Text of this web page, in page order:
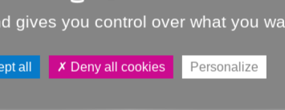
d'enlèvement d'un
Ils projettent
rançon. C'est
son possible
gives you control over what you
all Deny all cookies Personalize